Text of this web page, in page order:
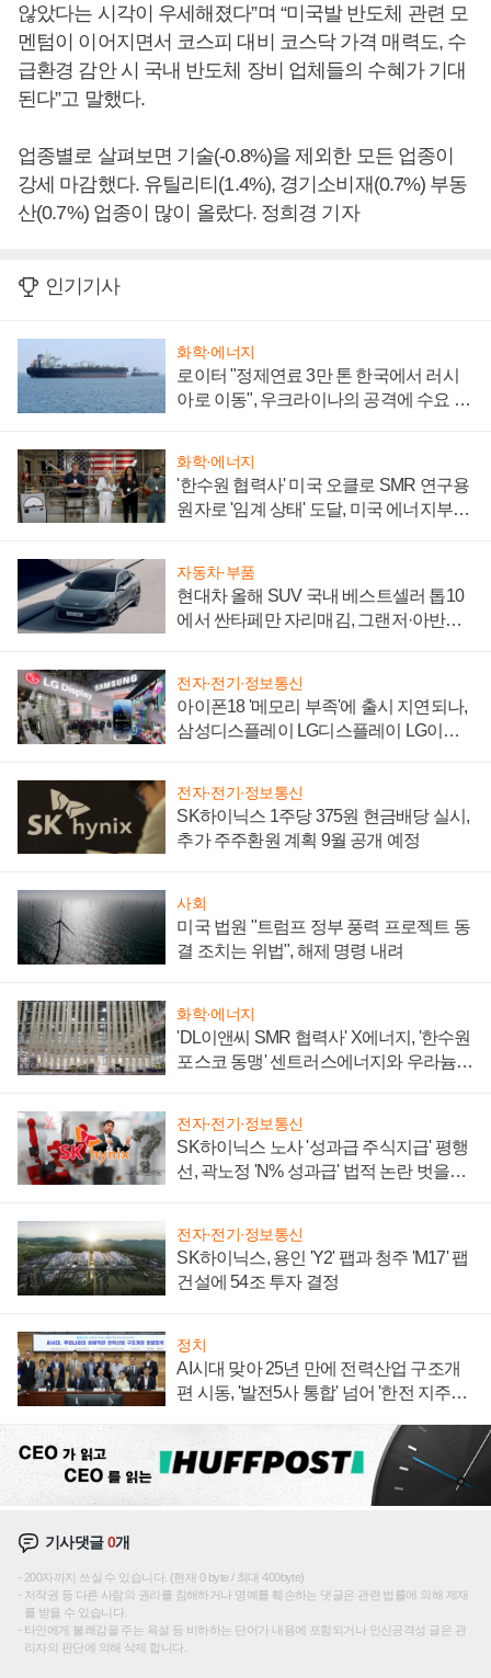
않았다는 시각이 우세해졌다”며 “미국발 반도체 관련 모
멘텀이 이어지면서 코스피 대비 코스닥 가격 매력도, 수
급환경 감안 시 국내 반도체 장비 업체들의 수혜가 기대
된다”고 말했다.
업종별로 살펴보면 기술(-0.8%)을 제외한 모든 업종이
강세 마감했다. 유틸리티(1.4%), 경기소비재(0.7%) 부동
산(0.7%) 업종이 많이 올랐다. 정희경 기자
인기기사
화학·에너지
로이터 "정제연료 3만 톤 한국에서 러시
아로 이동", 우크라이나의 공격에 수요 늘
화학·에너지
'한수원 협력사' 미국 오클로 SMR 연구용
원자로 '임계 상태' 도달, 미국 에너지부
자동차·부품
현대차 올해 SUV 국내 베스트셀러 톱10
에서 싼타페만 자리매김, 그랜저·아반떼
전자·전기·정보통신
아이폰18 '메모리 부족'에 출시 지연되나,
삼성디스플레이 LG디스플레이 LG이노
전자·전기·정보통신
SK하이닉스 1주당 375원 현금배당 실시,
추가 주주환원 계획 9월 공개 예정
사회
미국 법원 "트럼프 정부 풍력 프로젝트 동
결 조치는 위법", 해제 명령 내려
화학·에너지
'DL이앤씨 SMR 협력사' X에너지, '한수원
포스코 동맹' 센트러스에너지와 우라늄
전자·전기·정보통신
SK하이닉스 노사 '성과급 주식지급' 평행
선, 곽노정 'N% 성과급' 법적 논란 벗을지
전자·전기·정보통신
SK하이닉스, 용인 'Y2' 팹과 청주 'M17' 팹
건설에 54조 투자 결정
정치
AI시대 맞아 25년 만에 전력산업 구조개
편 시동, '발전5사 통합' 넘어 '한전 지주사'
기사댓글0개
200자까지 쓰실 수 있습니다. (현재 0 byte / 최대 400byte)
저작권 등 다른 사람의 권리를 침해하거나 명예를 훼손하는 댓글은 관련 법률에 의해 제재
를 받을 수 있습니다.
타인에게 불쾌감을 주는 욕설 등 비하하는 단어가 내용에 포함되거나 인신공격성 글은 관
리자의 판단에 의해 삭제 합니다.